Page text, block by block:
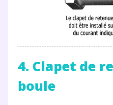
4. Clapet de
boule